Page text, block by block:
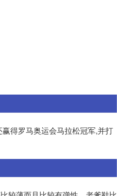
得罗马奥运会马拉松冠军,并打